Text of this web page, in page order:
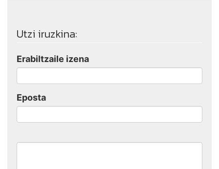
Utzi iruzkina:
Erabiltzaile izena
Eposta